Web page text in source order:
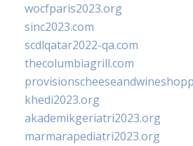
wocfparis2023.org
sinc2023.com
scdlqatar2022-qa.com
thecolumbiagrill.com
khedi2023.org
akademikgeriatri2023.org
marmarapediatri2023.org